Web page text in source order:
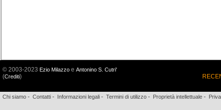
© 2003-2023 Ezio Milazzo e Antonino S. Cutri'
(Crediti)
Chi siamo - Contatti - Informazioni legali - Termini di utilizzo - Proprietà intellettuale -